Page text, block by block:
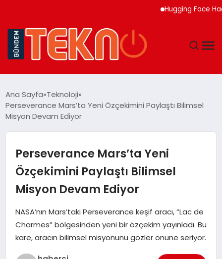
Hugging Face
GÜNDEM
EĞITIM
EKONOMI
MAGAZIN
SAĞLIK
Ana Sayfa Teknoloji
Perseverance Mars’ta Yeni Özçekimini Paylaştı Bilimsel
Misyon Devam Ediyor
Perseverance Mars’ta Yeni
Özçekimini Paylaştı Bilimsel
Misyon Devam Ediyor
NASA’nın Mars’taki Perseverance keşif aracı, “Lac de
Charmes” bölgesinden yeni bir özçekim yayınladı. Bu
kare, aracın bilimsel misyonunu gözler önüne seriyor.